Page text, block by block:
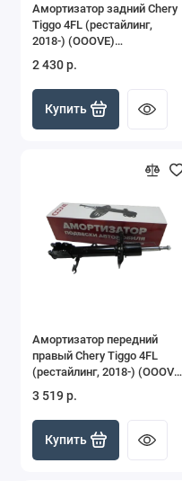
Chery Tiggo 4 Pro
Chery Tiggo 7 Pro
Chery Tiggo 7 Pro Max
Chery Arrizo 8
Амортизатор задний Chery
Tiggo 4FL (рестайлинг,
2018-) (OOOVE)
VE202000265AA
2 430 р.
Купить
Амортизатор передний
правый Chery Tiggo 4FL
(рестайлинг, 2018-) (OOOVE)
VE202000262AA
3 519 р.
Купить